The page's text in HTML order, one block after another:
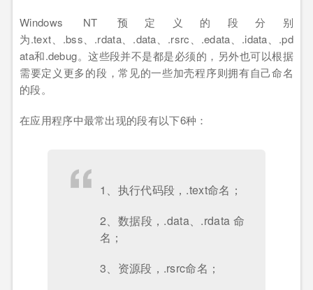
Windows NT 预定义的段分别
为.text、.bss、.rdata、.data、.rsrc、.edata、.idata、.pd
ata和.debug。这些段并不是都是必须的，另外也可以根据
需要定义更多的段，常见的一些加壳程序则拥有自己命名
的段。
在应用程序中最常出现的段有以下6种：
1、执行代码段，.text命名；
2、数据段，.data、.rdata 命
名；
3、资源段，.rsrc命名；